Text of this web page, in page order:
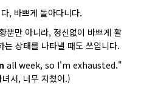
, 바쁘게 돌아다니다.
뿐만 아니라, 정신없이 바쁘게 활
는 상태를 나타낼 때도 쓰입니다.
all week, so I'm exhausted."
서, 너무 지쳤어.)